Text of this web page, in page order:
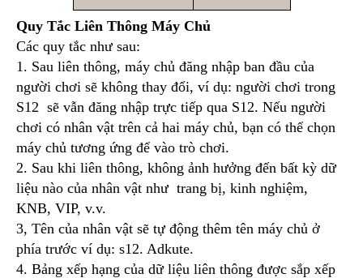
Quy Tắc Liên Thông Máy Chủ
Các quy tắc như sau:
1. Sau liên thông, máy chủ đăng nhập ban đầu của
người chơi sẽ không thay đổi, ví dụ: người chơi trong
S12 sẽ vẫn đăng nhập trực tiếp qua S12. Nếu người
chơi có nhân vật trên cả hai máy chủ, bạn có thể chọn
máy chủ tương ứng để vào trò chơi.
2. Sau khi liên thông, không ảnh hưởng đến bất kỳ dữ
liệu nào của nhân vật như trang bị, kinh nghiệm,
KNB, VIP, v.v.
3, Tên của nhân vật sẽ tự động thêm tên máy chủ ở
phía trước ví dụ: s12. Adkute.
4. Bảng xếp hạng của dữ liệu liên thông được sắp xếp